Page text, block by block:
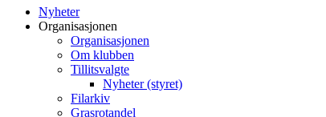
Nyheter
Organisasjonen
Organisasjonen
Om klubben
Tillitsvalgte
Nyheter (styret)
Filarkiv
Grasrotandel